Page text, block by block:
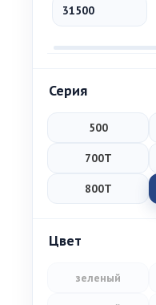
Серия
500
700T
800T
Цвет
зеленый